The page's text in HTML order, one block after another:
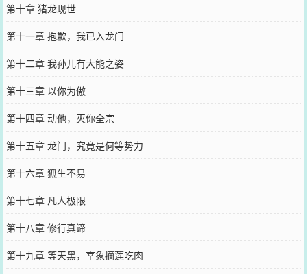
第十章 猪龙现世
第十一章 抱歉，我已入龙门
第十二章 我孙儿有大能之姿
第十三章 以你为傲
第十四章 动他，灭你全宗
第十五章 龙门，究竟是何等势力
第十六章 狐生不易
第十七章 凡人极限
第十八章 修行真谛
第十九章 等天黑，宰象摘莲吃肉